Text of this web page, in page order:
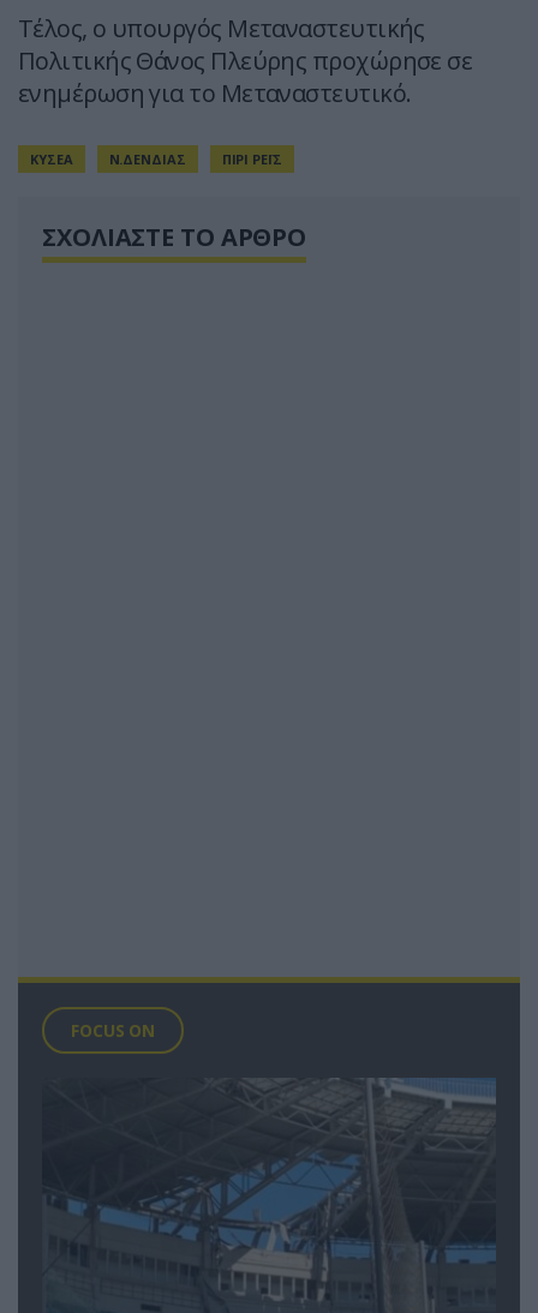
Τέλος, ο υπουργός Μεταναστευτικής
Πολιτικής Θάνος Πλεύρης προχώρησε σε
ενημέρωση για το Μεταναστευτικό.
ΚΥΣΕΑ Ν.ΔΕΝΔΙΑΣ ΠΙΡΙ ΡΕΪΣ
ΣΧΟΛΙΑΣΤΕ ΤΟ ΑΡΘΡΟ
FOCUS ON